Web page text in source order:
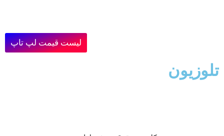
لیست قیمت لپ تاپ
تلوزیون